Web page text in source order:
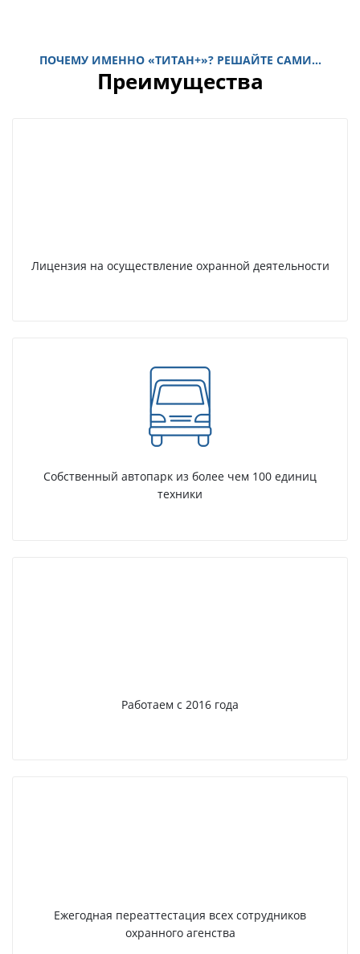
ПОЧЕМУ ИМЕННО «ТИТАН+»? РЕШАЙТЕ САМИ...
Преимущества
Лицензия на осуществление охранной деятельности
Собственный автопарк из более чем 100 единиц
техники
Работаем с 2016 года
Ежегодная переаттестация всех сотрудников
охранного агенства